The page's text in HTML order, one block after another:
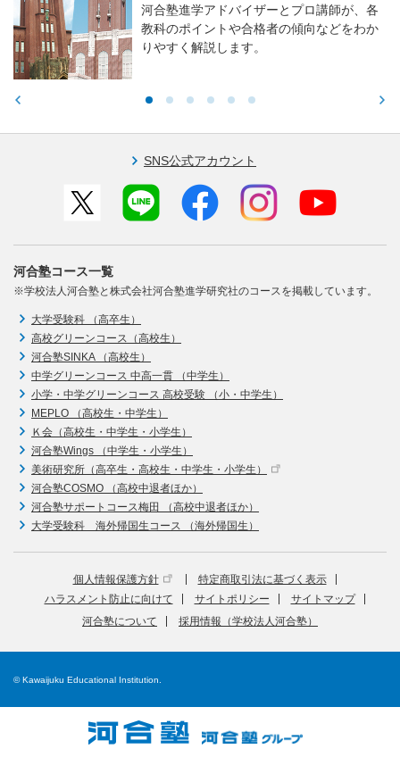
河合塾進学アドバイザーとプロ講師が、各
教科のポイントや合格者の傾向などをわか
りやすく解説します。
SNS公式アカウント
河合塾コース一覧
※学校法人河合塾と株式会社河合塾進学研究社のコースを掲載しています。
大学受験科 （高卒生）
高校グリーンコース（高校生）
河合塾SINKA （高校生）
中学グリーンコース 中高一貫 （中学生）
小学・中学グリーンコース 高校受験 （小・中学生）
MEPLO （高校生・中学生）
Ｋ会（高校生・中学生・小学生）
河合塾Wings （中学生・小学生）
美術研究所（高卒生・高校生・中学生・小学生）
河合塾COSMO （高校中退者ほか）
河合塾サポートコース梅田 （高校中退者ほか）
大学受験科 海外帰国生コース （海外帰国生）
個人情報保護方針
特定商取引法に基づく表示
ハラスメント防止に向けて
サイトポリシー
サイトマップ
河合塾について
採用情報（学校法人河合塾）
© Kawaijuku Educational Institution.